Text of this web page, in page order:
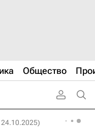
Общество